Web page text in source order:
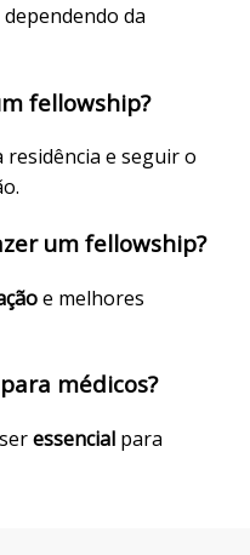
dependendo da
fellowship?
residência e seguir o
um fellowship?
e melhores
médicos?
essencial para